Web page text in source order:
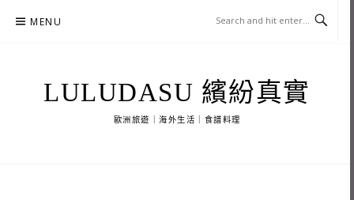
MENU
LULUDASU 繽紛真實
歐洲旅遊｜海外生活｜食譜料理